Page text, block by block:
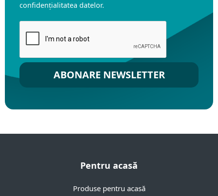
confidențialitatea datelor.
Pentru acasă
Produse pentru acasă